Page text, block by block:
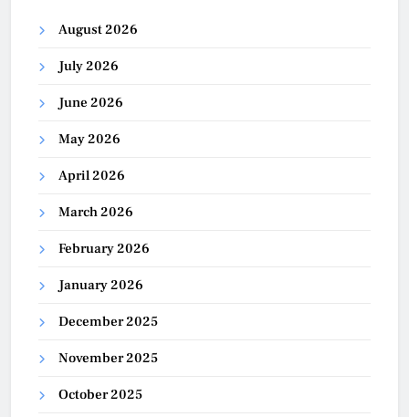
August 2026
July 2026
June 2026
May 2026
April 2026
March 2026
February 2026
January 2026
December 2025
November 2025
October 2025